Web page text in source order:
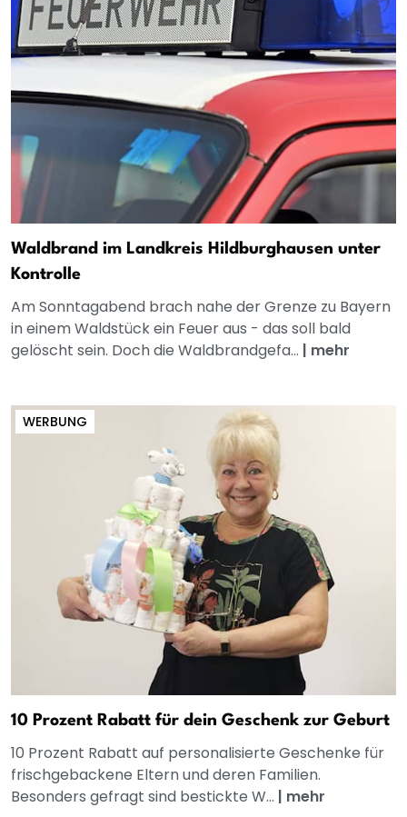
Waldbrand im Landkreis Hildburghausen unter
Kontrolle
Am Sonntagabend brach nahe der Grenze zu Bayern
in einem Waldstück ein Feuer aus - das soll bald
gelöscht sein. Doch die Waldbrandgefa... | mehr
WERBUNG
10 Prozent Rabatt für dein Geschenk zur Geburt
10 Prozent Rabatt auf personalisierte Geschenke für
frischgebackene Eltern und deren Familien.
Besonders gefragt sind bestickte W... | mehr